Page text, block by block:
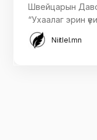
Швейцарын
“Ухаалаг эрин
Niitlel.mn